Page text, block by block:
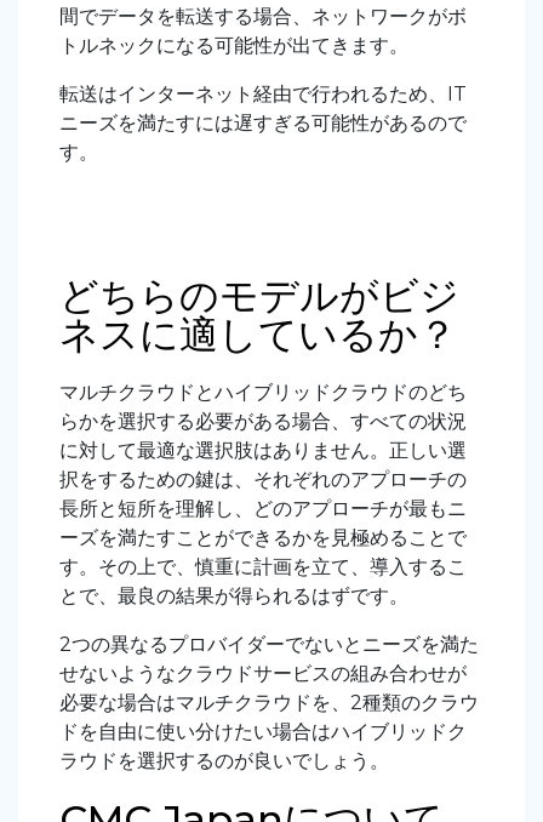
間でデータを転送する場合、ネットワークがボ
トルネックになる可能性が出てきます。
転送はインターネット経由で行われるため、IT
ニーズを満たすには遅すぎる可能性があるので
す。
どちらのモデルがビジ
ネスに適しているか？
マルチクラウドとハイブリッドクラウドのどち
らかを選択する必要がある場合、すべての状況
に対して最適な選択肢はありません。正しい選
択をするための鍵は、それぞれのアプローチの
長所と短所を理解し、どのアプローチが最もニ
ーズを満たすことができるかを見極めることで
す。その上で、慎重に計画を立て、導入するこ
とで、最良の結果が得られるはずです。
2つの異なるプロバイダーでないとニーズを満た
せないようなクラウドサービスの組み合わせが
必要な場合はマルチクラウドを、2種類のクラウ
ドを自由に使い分けたい場合はハイブリッドク
ラウドを選択するのが良いでしょう。